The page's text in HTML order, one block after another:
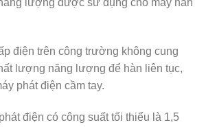
lượng được sử dụng cho máy hàn
điện trên công trường không cung
lượng năng lượng để hàn liên tục,
phát điện cầm tay.
điện có công suất tối thiểu là 1,5